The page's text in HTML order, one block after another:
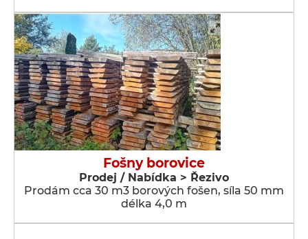
Fošny borovice
Prodej / Nabídka > Řezivo
Prodám cca 30 m3 borových fošen, síla 50 mm
délka 4,0 m